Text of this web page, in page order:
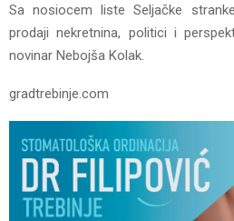
Sa nosiocem liste Seljačke
prodaji nekretnina, politici i
novinar Nebojša Kolak.
gradtrebinje.com